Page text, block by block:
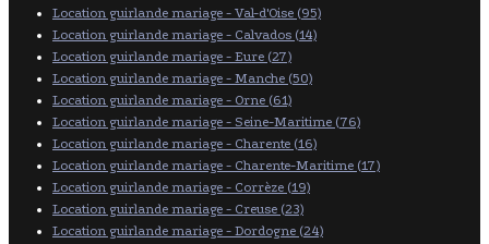
Location guirlande mariage - Val-d'Oise (95)
Location guirlande mariage - Calvados (14)
Location guirlande mariage - Eure (27)
Location guirlande mariage - Manche (50)
Location guirlande mariage - Orne (61)
Location guirlande mariage - Seine-Maritime (76)
Location guirlande mariage - Charente (16)
Location guirlande mariage - Charente-Maritime (17)
Location guirlande mariage - Corrèze (19)
Location guirlande mariage - Creuse (23)
Location guirlande mariage - Dordogne (24)